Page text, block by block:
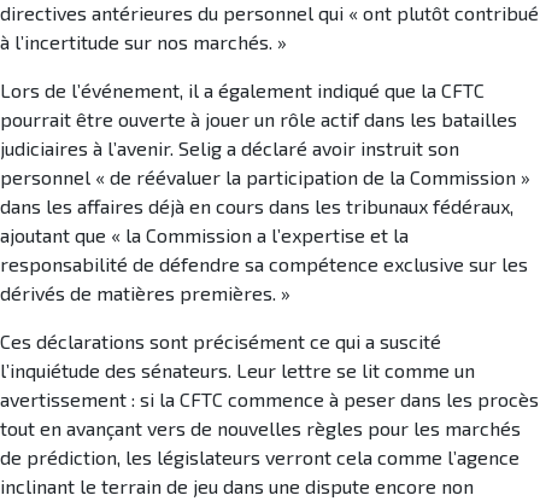
directives antérieures du personnel qui « ont plutôt contribué
à l’incertitude sur nos marchés. »
Lors de l’événement, il a également indiqué que la CFTC
pourrait être ouverte à jouer un rôle actif dans les batailles
judiciaires à l’avenir. Selig a déclaré avoir instruit son
personnel « de réévaluer la participation de la Commission »
dans les affaires déjà en cours dans les tribunaux fédéraux,
ajoutant que « la Commission a l’expertise et la
responsabilité de défendre sa compétence exclusive sur les
dérivés de matières premières. »
Ces déclarations sont précisément ce qui a suscité
l’inquiétude des sénateurs. Leur lettre se lit comme un
avertissement : si la CFTC commence à peser dans les procès
tout en avançant vers de nouvelles règles pour les marchés
de prédiction, les législateurs verront cela comme l’agence
inclinant le terrain de jeu dans une dispute encore non